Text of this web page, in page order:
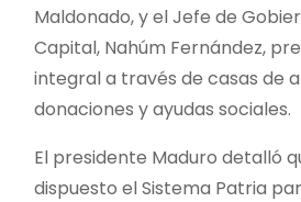
Maldonado, y el Jefe de
Capital, Nahúm Fernández,
integral a través de casas de
donaciones y ayudas sociales.
El presidente Maduro detalló
dispuesto el Sistema Patria